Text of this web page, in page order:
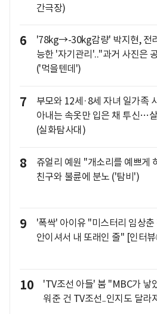
간극장)
6
'78kg→-30kg감량' 박지현, 전
능한 '자기관리'.."과거 사진은
('먹을텐데')
7
부모와 12세·8세 자녀 일가족
아내는 속옷만 입은 채 투신…
(실화탐사대)
8
쥬얼리 예원 "개소리를 예쁘게
친구와 불륜에 분노 ('탐비')
9
'폭싹' 아이유 "미스터리 임상춘
안이셔서 내 또래인 줄" [인터
10
'TV조선 아들' 붐 "MBC가 낳
워준 건 TV조선..인지도 달라